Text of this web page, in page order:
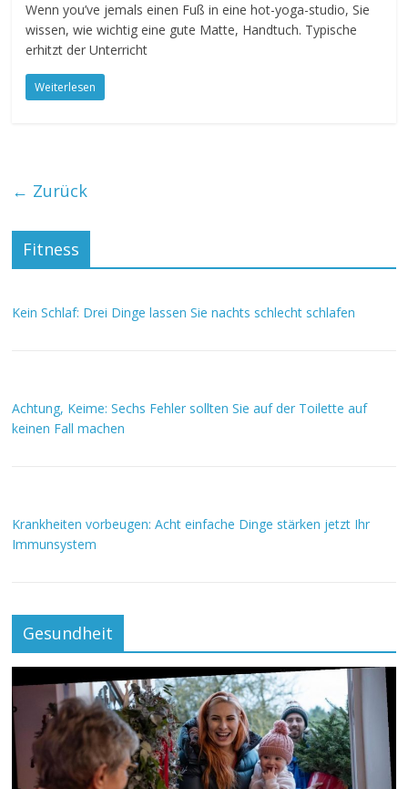
Wenn you’ve jemals einen Fuß in eine hot-yoga-studio, Sie
wissen, wie wichtig eine gute Matte, Handtuch. Typische
erhitzt der Unterricht
Weiterlesen
← Zurück
Fitness
Kein Schlaf: Drei Dinge lassen Sie nachts schlecht schlafen
Achtung, Keime: Sechs Fehler sollten Sie auf der Toilette auf
keinen Fall machen
Krankheiten vorbeugen: Acht einfache Dinge stärken jetzt Ihr
Immunsystem
Gesundheit